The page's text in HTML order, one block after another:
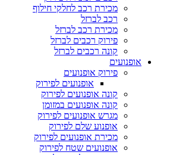
מכירת רכב לחלקי חילוף
רכב לברזל
מכירת רכב לברזל
פירוק רכבים לברזל
קונה רכבים לברזל
אופנועים
פירוק אופנועים
אופנועים לפירוק
קונה אופנועים לפירוק
קונה אופנועים במזומן
מגרש אופנועים לפירוק
אופנוע שלם לפירוק
מכירת אופנועים לפירוק
אופנועים שטח לפירוק